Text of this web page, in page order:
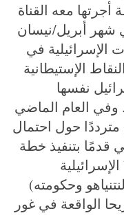
معه القناة
شهر أبريل/نيسان
الإسرائيلية في
الإستيطانية
نفسها
وفي العام الماضي
مترددًا حول احتمال
قدمًا بتنفيذ خطة
وحكومته)
الواقعة في غور